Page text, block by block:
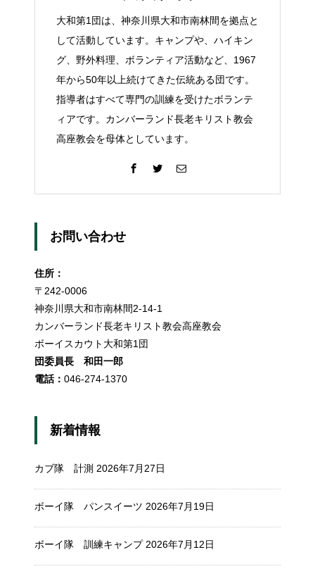
大和第1団は、神奈川県大和市南林間を拠点と
して活動しています。キャンプや、ハイキン
グ、野外料理、ボランティア活動など、1967
年から50年以上続けてきた伝統ある団です。
指導者はすべて専門の訓練を受けたボランテ
ィアです。カンバーランド長老キリスト教会
高座教会を母体としています。
お問い合わせ
住所：
〒242-0006
神奈川県大和市南林間2-14-1
カンバーランド長老キリスト教会高座教会
ボーイスカウト大和第1団
団委員長 和田一郎
電話： 046-274-1370
新着情報
カブ隊 計測 2026年7月27日
ボーイ隊 パンスイーツ 2026年7月19日
ボーイ隊 訓練キャンプ 2026年7月12日